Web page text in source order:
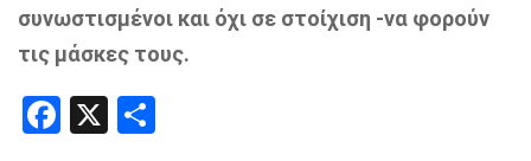
συνωστισμένοι και όχι σε στοίχιση -να φορούν
τις μάσκες τους.
Facebook
X